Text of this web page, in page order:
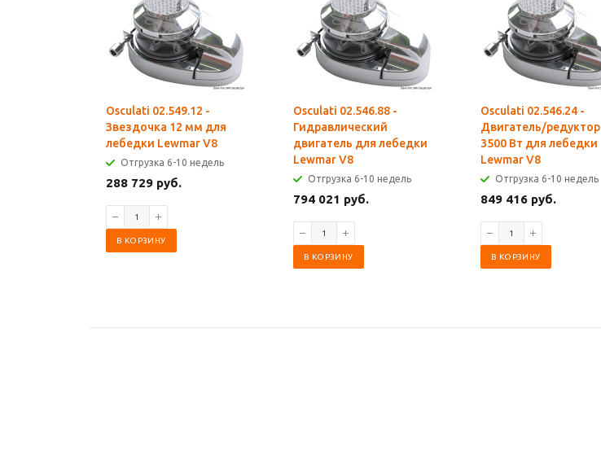
Osculati 02.549.12 -
Звездочка 12 мм для
лебедки Lewmar V8
Отгрузка 6-10 недель
288 729 руб.
В КОРЗИНУ
Osculati 02.546.88 -
Гидравлический
двигатель для лебедки
Lewmar V8
Отгрузка 6-10 недель
794 021 руб.
В КОРЗИНУ
Osculati 02.546.24 -
Двигатель/редуктор
3500 Вт для лебедки
Lewmar V8
Отгрузка 6-10 недель
849 416 руб.
В КОРЗИНУ